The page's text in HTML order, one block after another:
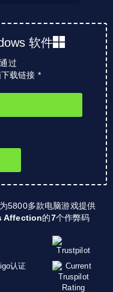
软件
过
载链接 *
5800多款电脑游戏提供
Affection的7个作弊码